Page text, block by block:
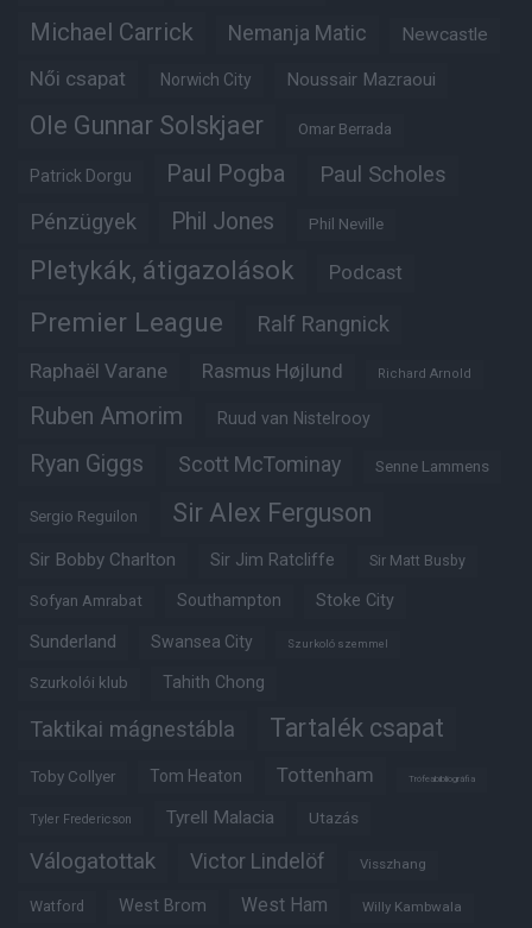
Michael Carrick Nemanja Matic Newcastle
Női csapat Norwich City Noussair Mazraoui
Ole Gunnar Solskjaer Omar Berrada
Patrick Dorgu Paul Pogba Paul Scholes
Pénzügyek Phil Jones Phil Neville
Pletykák, átigazolások Podcast
Premier League Ralf Rangnick
Raphaël Varane Rasmus Højlund Richard Arnold
Ruben Amorim Ruud van Nistelrooy
Ryan Giggs Scott McTominay Senne Lammens
Sergio Reguilon Sir Alex Ferguson
Sir Bobby Charlton Sir Jim Ratcliffe Sir Matt Busby
Sofyan Amrabat Southampton Stoke City
Sunderland Swansea City Szurkoló szemmel
Szurkolói klub Tahith Chong
Taktikai mágnestábla Tartalék csapat
Toby Collyer Tom Heaton Tottenham Trófeabibliográfia
Tyler Fredericson Tyrell Malacia Utazás
Válogatottak Victor Lindelöf Visszhang
Watford West Brom West Ham Willy Kambwala